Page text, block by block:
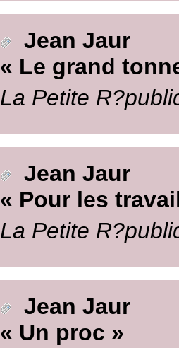
Jean Jaur
« Le grand
La Petite
Jean Jaur
« Pour les
La Petite
Jean Jaur
« Un proc »